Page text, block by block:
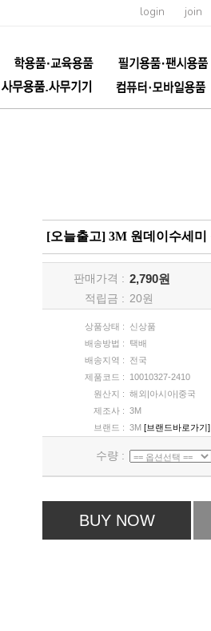
login join
[오늘출고] 3M 원데이수세미
판매가격 : 2,790원
적립금 : 20원
상품상태 :
신상품
배송방법 :
택배
배송지역 :
전국
제품코드 :
10010327-2410
원산지 : 해외|아시아|중국
제조사 : 3M
브랜드 : 3M [브랜드바로가기]
수량 :
BUY NOW